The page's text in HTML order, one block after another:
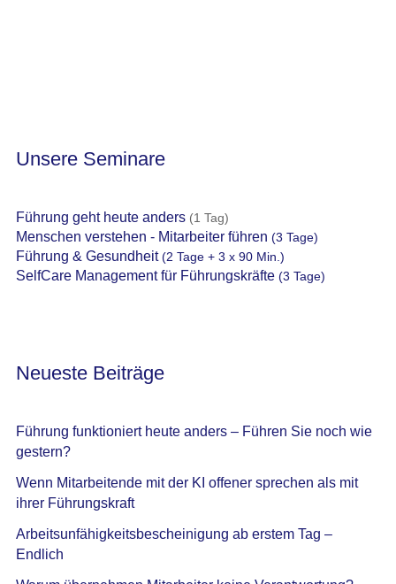
Unsere Seminare
Führung geht heute anders(1 Tag)
Menschen verstehen - Mitarbeiter führen (3 Tage)
Führung & Gesundheit(2 Tage + 3 x 90 Min.)
SelfCare Management für Führungskräfte(3 Tage)
Neueste Beiträge
Führung funktioniert heute anders – Führen Sie noch wie
gestern?
Wenn Mitarbeitende mit der KI offener sprechen als mit
ihrer Führungskraft
Arbeitsunfähigkeitsbescheinigung ab erstem Tag –
Endlich